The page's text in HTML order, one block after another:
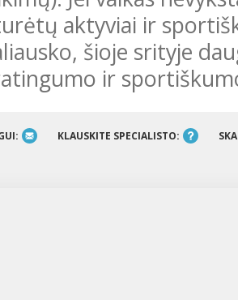
aktyviai ir
šioje srityje
ir
KLAUSKITE SPECIALISTO: